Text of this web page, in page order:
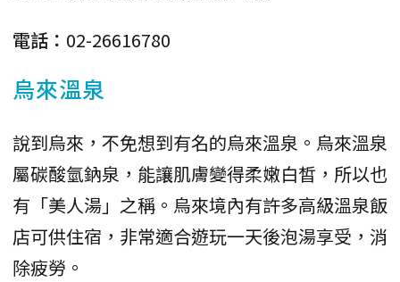
電話： 02-26616780
烏來溫泉
說到烏來，不免想到有名的烏來溫泉。烏來溫泉
屬碳酸氫鈉泉，能讓肌膚變得柔嫩白皙，所以也
有「美人湯」之稱。烏來境內有許多高級溫泉飯
店可供住宿，非常適合遊玩一天後泡湯享受，消
除疲勞。